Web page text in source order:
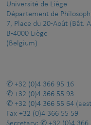
Université de Liège
Département de
7, Place du 20-Août (Bât.
B-4000 Liège
(Belgium)
+32 (0)4 366 95 16
+32 (0)4 366 55 93
+32 (0)4 366 55 64
Fax +32 (0)4 366 55 59